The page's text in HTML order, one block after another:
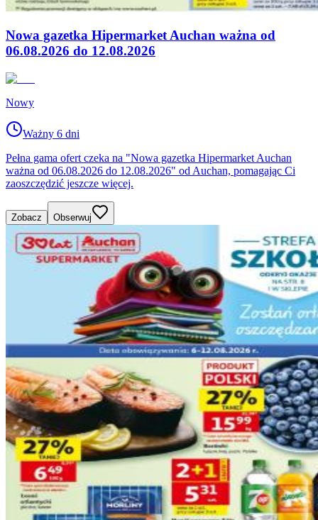
Nowa gazetka Hipermarket Auchan ważna od
06.08.2026 do 12.08.2026
Nowy
Ważny 6 dni
Pełna gama ofert czeka na "Nowa gazetka Hipermarket Auchan
ważna od 06.08.2026 do 12.08.2026" od Auchan, pomagając Ci
zaoszczędzić jeszcze więcej.
Zobacz Obserwuj